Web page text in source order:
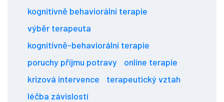
kognitivně behaviorální terapie
výběr terapeuta
kognitivně-behaviorální terapie
poruchy příjmu potravy
online terapie
krizová intervence
terapeutický vztah
léčba závislostí